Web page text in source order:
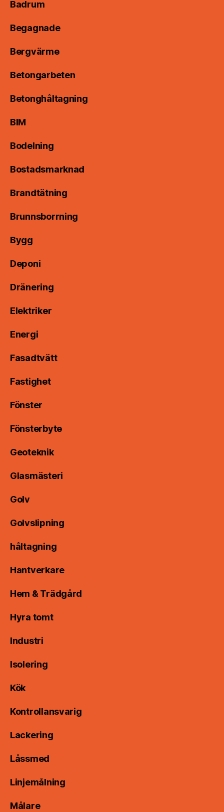
Badrum
Begagnade
Bergvärme
Betongarbeten
Betonghåltagning
BIM
Bodelning
Bostadsmarknad
Brandtätning
Brunnsborrning
Bygg
Deponi
Dränering
Elektriker
Energi
Fasadtvätt
Fastighet
Fönster
Fönsterbyte
Geoteknik
Glasmästeri
Golv
Golvslipning
håltagning
Hantverkare
Hem & Trädgård
Hyra tomt
Industri
Isolering
Kök
Kontrollansvarig
Lackering
Låssmed
Linjemålning
Målare